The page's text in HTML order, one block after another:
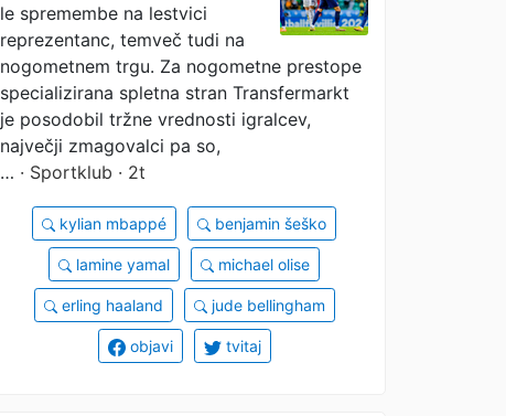
le spremembe na lestvici
reprezentanc, temveč tudi na
nogometnem trgu. Za nogometne prestope
specializirana spletna stran Transfermarkt
je posodobil tržne vrednosti igralcev,
največji zmagovalci pa so,
… · Sportklub · 2t
kylian mbappé benjamin šeško
lamine yamal michael olise
erling haaland jude bellingham
objavi tvitaj